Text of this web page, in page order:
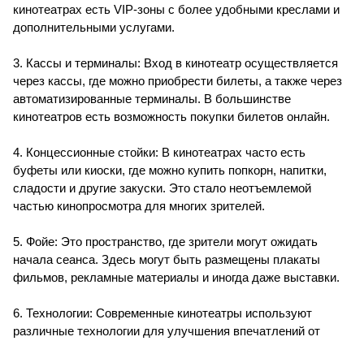
кинотеатрах есть VIP-зоны с более удобными креслами и
дополнительными услугами.
3. Кассы и терминалы: Вход в кинотеатр осуществляется
через кассы, где можно приобрести билеты, а также через
автоматизированные терминалы. В большинстве
кинотеатров есть возможность покупки билетов онлайн.
4. Концессионные стойки: В кинотеатрах часто есть
буфеты или киоски, где можно купить попкорн, напитки,
сладости и другие закуски. Это стало неотъемлемой
частью кинопросмотра для многих зрителей.
5. Фойе: Это пространство, где зрители могут ожидать
начала сеанса. Здесь могут быть размещены плакаты
фильмов, рекламные материалы и иногда даже выставки.
6. Технологии: Современные кинотеатры используют
различные технологии для улучшения впечатлений от